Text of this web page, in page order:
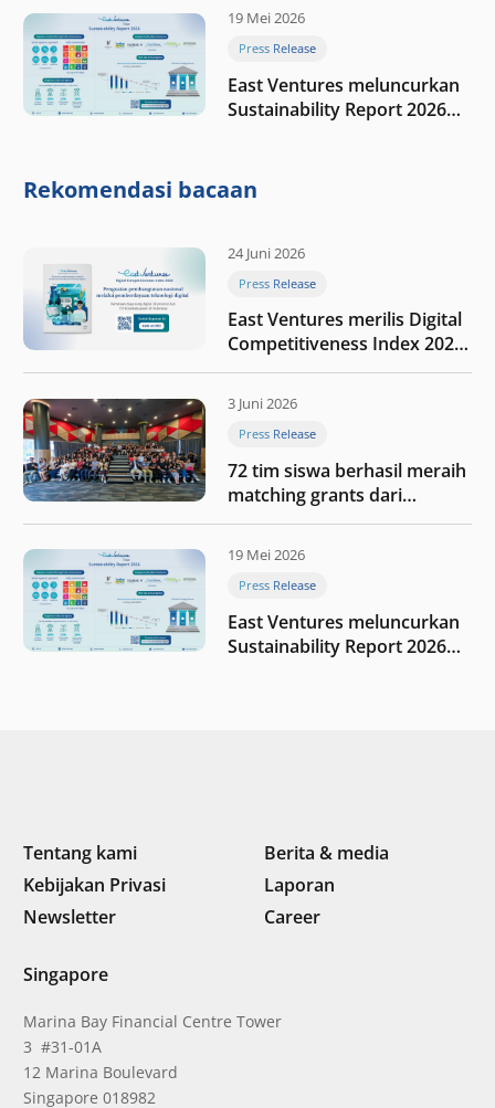
19 Mei 2026
Press Release
East Ventures meluncurkan
Sustainability Report 2026
nilai melalui kedisiplinan”
Rekomendasi bacaan
24 Juni 2026
Press Release
East Ventures merilis Digital
Competitiveness Index 2026,
menyoroti fase transformasi
digital Indonesia selanjutnya
3 Juni 2026
Press Release
72 tim siswa berhasil meraih
matching grants dari
program My First $1000
19 Mei 2026
Press Release
East Ventures meluncurkan
Sustainability Report 2026
Tentang kami
Berita & media
Kebijakan Privasi
Laporan
Newsletter
Career
Singapore
Marina Bay Financial Centre Tower
3 #31-01A
12 Marina Boulevard
Singapore 018982